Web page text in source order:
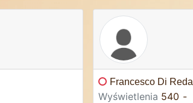
Francesco Di Reda
Wyświetlenia 540 -